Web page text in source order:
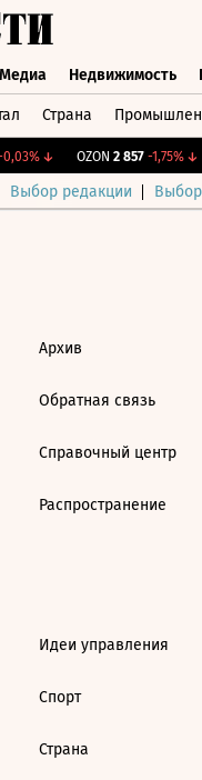
Медиа Недвижимость
Страна
↓ OZON 2 857 -1,75%↓
Выбор редакции
Архив
Обратная связь
Справочный центр
Распространение
Идеи управления
Спорт
Страна